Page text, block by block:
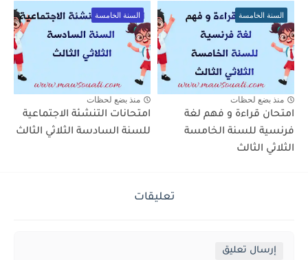
السنة الخامسة
منذ بضع لحظات
امتحان قراءة و فهم لغة
فرنسية للسنة الخامسة
الثلاثي الثالث
السنة الخامسة
منذ بضع لحظات
امتحانات التنشئة الاجتماعية
للسنة السادسة الثلاثي الثالث
تعليقات
إرسال تعليق